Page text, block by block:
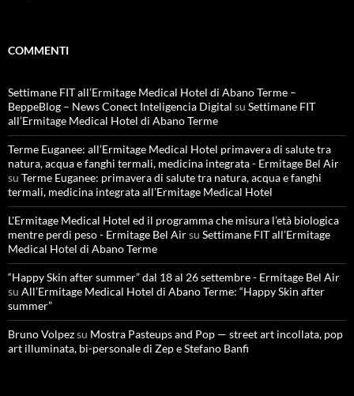
COMMENTI
Settimane FIT all’Ermitage Medical Hotel di Abano Terme –
BeppeBlog – News Conect Inteligencia Digital su Settimane FIT
all’Ermitage Medical Hotel di Abano Terme
Terme Euganee: all’Ermitage Medical Hotel primavera di salute tra
natura, acqua e fanghi termali, medicina integrata - Ermitage Bel Air
su Terme Euganee: primavera di salute tra natura, acqua e fanghi
termali, medicina integrata all’Ermitage Medical Hotel
L'Ermitage Medical Hotel ed il programma che misura l’età biologica
mentre perdi peso - Ermitage Bel Airsu Settimane FIT all’Ermitage
Medical Hotel di Abano Terme
“Happy Skin after summer” dal 18 al 26 settembre - Ermitage Bel Air
su All’Ermitage Medical Hotel di Abano Terme: “Happy Skin after
summer”
Bruno Volpezsu Mostra Pasteups and Pop — street art incollata, pop
art illuminata, bi-personale di Zep e Stefano Banfi